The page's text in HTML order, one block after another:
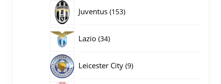
Juventus 153153
Lazio 3434
Leicester City 99